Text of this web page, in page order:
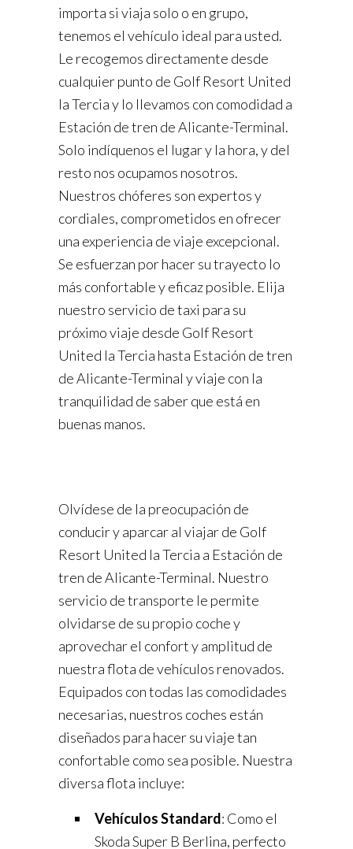
importa si viaja solo o en grupo,
tenemos el vehículo ideal para usted.
Le recogemos directamente desde
cualquier punto de Golf Resort United
la Tercia y lo llevamos con comodidad a
Estación de tren de Alicante-Terminal.
Solo indíquenos el lugar y la hora, y del
resto nos ocupamos nosotros.
Nuestros chóferes son expertos y
cordiales, comprometidos en ofrecer
una experiencia de viaje excepcional.
Se esfuerzan por hacer su trayecto lo
más confortable y eficaz posible. Elija
nuestro servicio de taxi para su
próximo viaje desde Golf Resort
United la Tercia hasta Estación de tren
de Alicante-Terminal y viaje con la
tranquilidad de saber que está en
buenas manos.
Olvídese de la preocupación de
conducir y aparcar al viajar de Golf
Resort United la Tercia a Estación de
tren de Alicante-Terminal. Nuestro
servicio de transporte le permite
olvidarse de su propio coche y
aprovechar el confort y amplitud de
nuestra flota de vehículos renovados.
Equipados con todas las comodidades
necesarias, nuestros coches están
diseñados para hacer su viaje tan
confortable como sea posible. Nuestra
diversa flota incluye:
Vehículos Standard: Como el
Skoda Super B Berlina, perfecto